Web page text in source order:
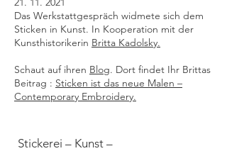
Das Werkstattgespräch widmete sich dem
Sticken in Kunst. In Kooperation mit der
Kunsthistorikerin Britta Kadolsky.
Schaut auf ihren Blog. Dort findet Ihr Brittas
Beitrag : Sticken ist das neue Malen –
Contemporary Embroidery.
Stickerei – Kunst –